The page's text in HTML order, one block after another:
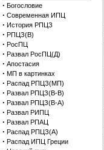
· Богословие
· Современная ИПЦ
· История РПЦЗ
· РПЦЗ(В)
· РосПЦ
· Развал РосПЦ(Д)
· Апостасия
· МП в картинках
· Распад РПЦЗ(МП)
· Развал РПЦЗ(В-В)
· Развал РПЦЗ(В-А)
· Развал РИПЦ
· Развал РПАЦ
· Распад РПЦЗ(А)
· Распад ИПЦ Греции